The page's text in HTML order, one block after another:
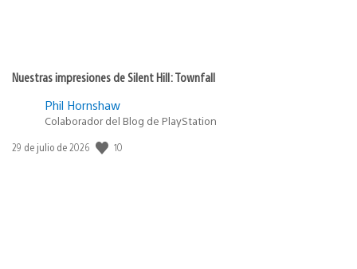
Nuestras impresiones de Silent Hill: Townfall
Phil Hornshaw
Colaborador del Blog de PlayStation
Fecha
29 de julio de 2026 10